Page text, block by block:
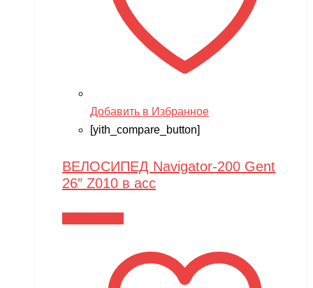
Добавить в Избранное
[yith_compare_button]
ВЕЛОСИПЕД Navigator-200 Gent
26″ Z010 в асс